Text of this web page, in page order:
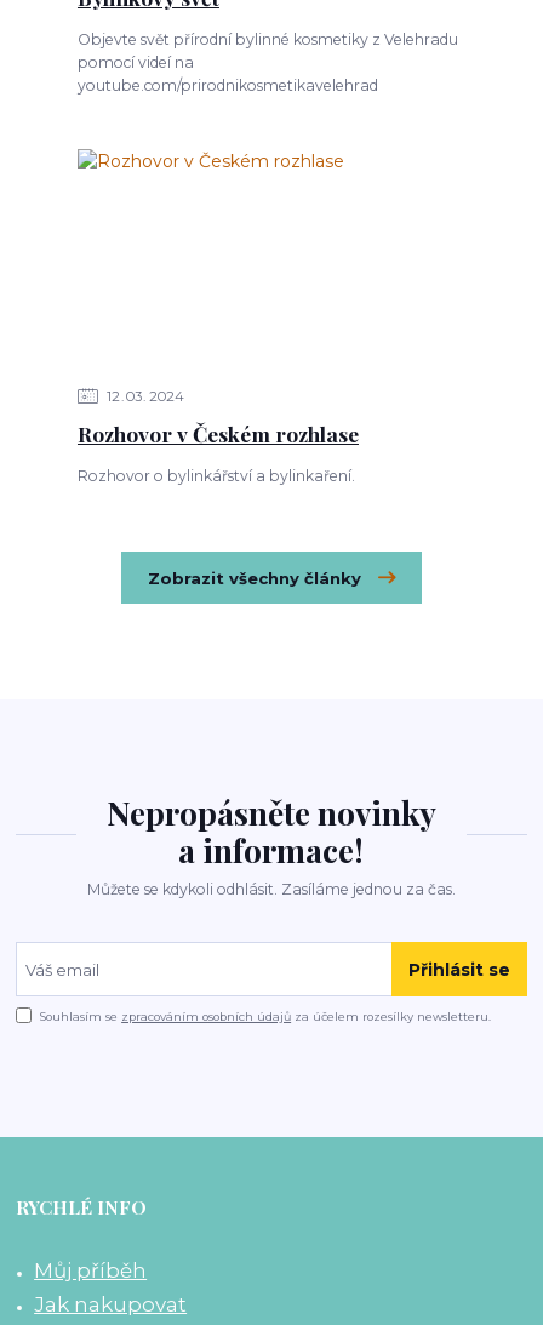
Objevte svět přírodní bylinné kosmetiky z Velehradu
pomocí videí na
youtube.com/prirodnikosmetikavelehrad
12 03 2024
Rozhovor v Českém rozhlase
Rozhovor o bylinkářství a bylinkaření.
Zobrazit všechny články
Nepropásněte novinky
a informace!
Můžete se kdykoli odhlásit. Zasíláme jednou za čas.
Přihlásit se
Souhlasím se zpracováním osobních údajů za účelem rozesílky newsletteru.
RYCHLÉ INFO
Můj příběh
Jak nakupovat